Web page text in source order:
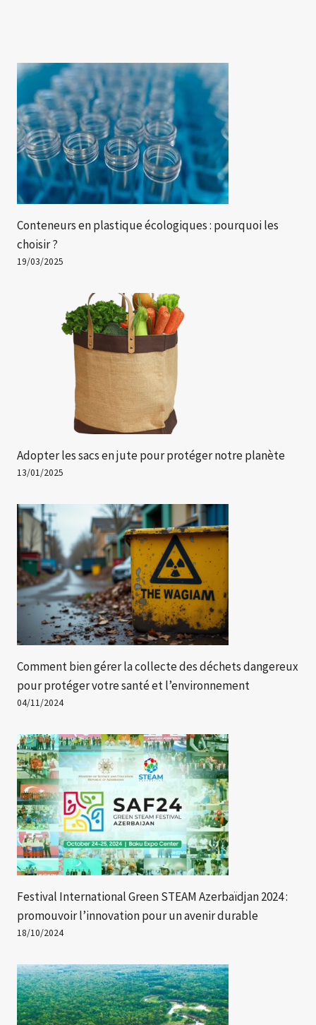
Conteneurs en plastique écologiques : pourquoi les
choisir ?
19/03/2025
Adopter les sacs en jute pour protéger notre planète
13/01/2025
Comment bien gérer la collecte des déchets dangereux
pour protéger votre santé et l’environnement
04/11/2024
Festival International Green STEAM Azerbaïdjan 2024 :
promouvoir l’innovation pour un avenir durable
18/10/2024